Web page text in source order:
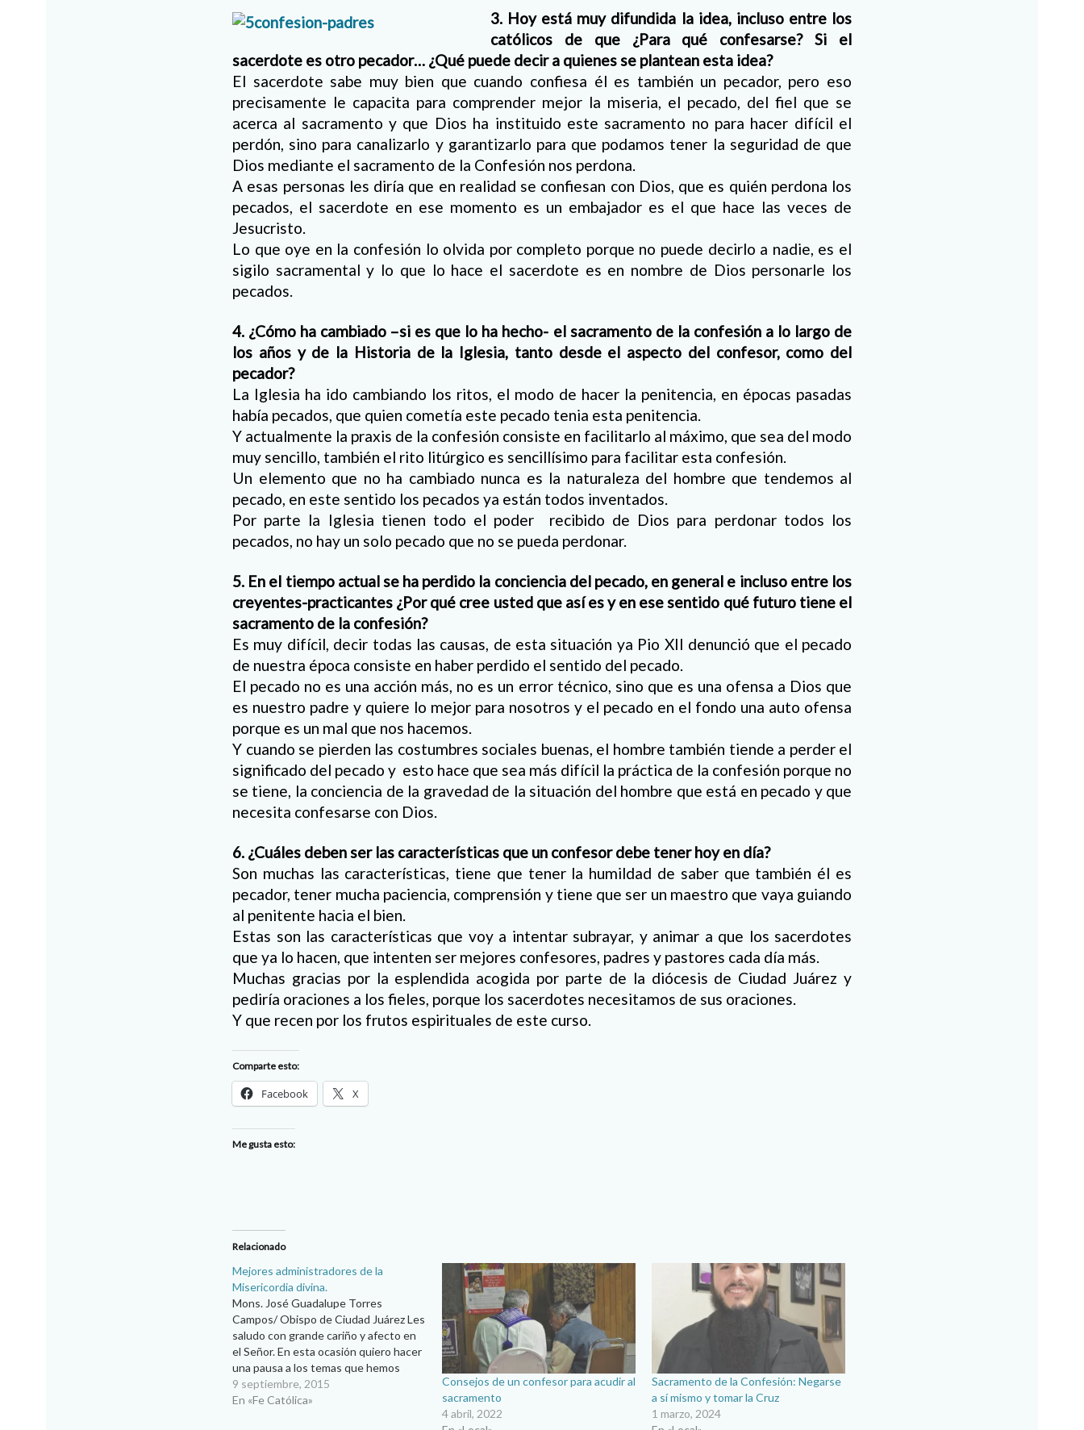
3. Hoy está muy difundida la idea, incluso entre los
católicos de que ¿Para qué confesarse? Si el
sacerdote es otro pecador… ¿Qué puede decir a quienes se plantean esta idea?
El sacerdote sabe muy bien que cuando confiesa él es también un pecador, pero eso
precisamente le capacita para comprender mejor la miseria, el pecado, del fiel que se
acerca al sacramento y que Dios ha instituido este sacramento no para hacer difícil el
perdón, sino para canalizarlo y garantizarlo para que podamos tener la seguridad de que
Dios mediante el sacramento de la Confesión nos perdona.
A esas personas les diría que en realidad se confiesan con Dios, que es quién perdona los
pecados, el sacerdote en ese momento es un embajador es el que hace las veces de
Jesucristo.
Lo que oye en la confesión lo olvida por completo porque no puede decirlo a nadie, es el
sigilo sacramental y lo que lo hace el sacerdote es en nombre de Dios personarle los
pecados.
4. ¿Cómo ha cambiado –si es que lo ha hecho- el sacramento de la confesión a lo largo de
los años y de la Historia de la Iglesia, tanto desde el aspecto del confesor, como del
pecador?
La Iglesia ha ido cambiando los ritos, el modo de hacer la penitencia, en épocas pasadas
había pecados, que quien cometía este pecado tenia esta penitencia.
Y actualmente la praxis de la confesión consiste en facilitarlo al máximo, que sea del modo
muy sencillo, también el rito litúrgico es sencillísimo para facilitar esta confesión.
Un elemento que no ha cambiado nunca es la naturaleza del hombre que tendemos al
pecado, en este sentido los pecados ya están todos inventados.
Por parte la Iglesia tienen todo el poder recibido de Dios para perdonar todos los
pecados, no hay un solo pecado que no se pueda perdonar.
5. En el tiempo actual se ha perdido la conciencia del pecado, en general e incluso entre los
creyentes-practicantes ¿Por qué cree usted que así es y en ese sentido qué futuro tiene el
sacramento de la confesión?
Es muy difícil, decir todas las causas, de esta situación ya Pio XII denunció que el pecado
de nuestra época consiste en haber perdido el sentido del pecado.
El pecado no es una acción más, no es un error técnico, sino que es una ofensa a Dios que
es nuestro padre y quiere lo mejor para nosotros y el pecado en el fondo una auto ofensa
porque es un mal que nos hacemos.
Y cuando se pierden las costumbres sociales buenas, el hombre también tiende a perder el
significado del pecado y esto hace que sea más difícil la práctica de la confesión porque no
se tiene, la conciencia de la gravedad de la situación del hombre que está en pecado y que
necesita confesarse con Dios.
6. ¿Cuáles deben ser las características que un confesor debe tener hoy en día?
Son muchas las características, tiene que tener la humildad de saber que también él es
pecador, tener mucha paciencia, comprensión y tiene que ser un maestro que vaya guiando
al penitente hacia el bien.
Estas son las características que voy a intentar subrayar, y animar a que los sacerdotes
que ya lo hacen, que intenten ser mejores confesores, padres y pastores cada día más.
Muchas gracias por la esplendida acogida por parte de la diócesis de Ciudad Juárez y
pediría oraciones a los fieles, porque los sacerdotes necesitamos de sus oraciones.
Y que recen por los frutos espirituales de este curso.
Comparte esto:
Facebook X
Me gusta esto:
Relacionado
Mejores administradores de la
Misericordia divina.
Mons. José Guadalupe Torres
Campos/ Obispo de Ciudad Juárez Les
saludo con grande cariño y afecto en
el Señor. En esta ocasión quiero hacer
una pausa a los temas que hemos
venido tratando con relación al Papa
Frnacisco, para hablarles de un
9 septiembre, 2015
En «Fe Católica»
Consejos de un confesor para acudir al
sacramento
4 abril, 2022
Sacramento de la Confesión: Negarse
a sí mismo y tomar la Cruz
1 marzo, 2024